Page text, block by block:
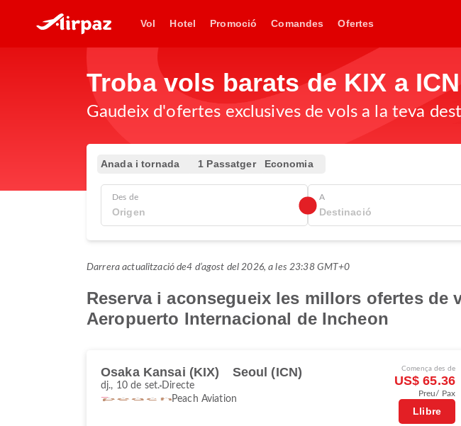
Vol Hotel Promoció Comandes Ofertes
Troba vols barats de KIX a ICN
Gaudeix d'ofertes exclusives de vols a la teva
Anada i tornada 1 Passatger Economia
Des de A
Darrera actualització de4 d’agost del 2026, a les 23:38 GMT+0
Reserva i aconsegueix les millors ofertes
Aeropuerto Internacional de Incheon
Osaka Kansai (KIX) Seoul (ICN)
dj., 10 de set. Directe
Peach Aviation
Comença des de
US$ 65.36
Preu/ Pax
Llibre